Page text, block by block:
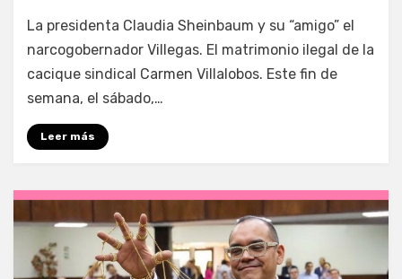
Fernando Miranda Servín
La presidenta Claudia Sheinbaum y su “amigo” el
narcogobernador Villegas. El matrimonio ilegal de la
cacique sindical Carmen Villalobos. Este fin de
semana, el sábado,…
Leer más